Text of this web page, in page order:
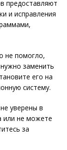
предоставляют
и исправления
не помогло,
заменить
его на
систему.
уверены в
или не можете
за